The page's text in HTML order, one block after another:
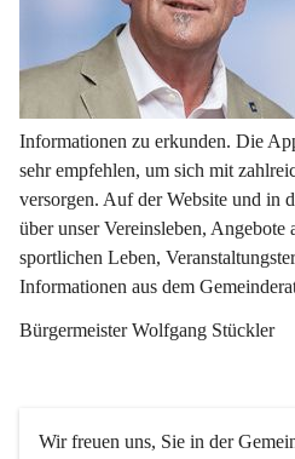
Informationen zu erkunden. Die
sehr empfehlen, um sich mit
versorgen. Auf der Website und in
über unser Vereinsleben, Angebote
sportlichen Leben,
Informationen aus dem
Bürgermeister Wolfgang Stückler
Wir freuen uns, Sie in der